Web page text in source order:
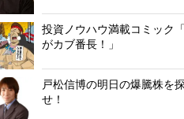
投資ノウハウ満載コミック
がカブ番長！」
戸松信博の明日の爆騰株を探
せ！